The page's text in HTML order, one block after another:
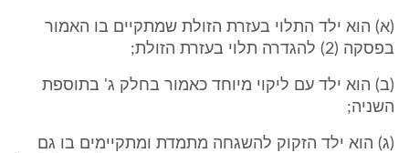
(א) הוא ילד התלוי בעזרת הזולת שמתקיים בו האמור
בפסקה (2) להגדרה תלוי בעזרת הזולת;
(ב) הוא ילד עם ליקוי מיוחד כאמור בחלק ג' בתוספת
השניה;
(ג) הוא ילד הזקוק להשגחה מתמדת ומתקיימים בו גם